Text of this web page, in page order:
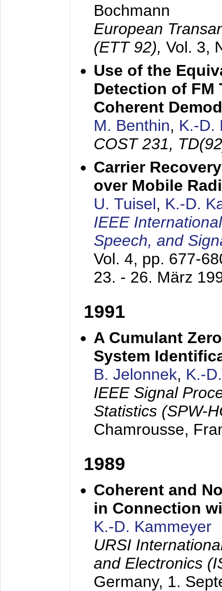
Bochmann
European
(ETT 92), Vol. 3,
Use of the
Detection of FM
Coherent
M. Benthin, K.-D.
COST 231,
Carrier
over Mobile
U. Tuisel, K.-D.
IEEE
Speech, and
Vol. 4, pp. 677-
23. - 26. März
1991
A Cumulant
System
B. Jelonnek, K.-
IEEE Signal
Statistics (SPW-
Chamrousse,
1989
Coherent and
in Connection
K.-D. Kammeyer
URSI
and Electronics
Germany, 1.